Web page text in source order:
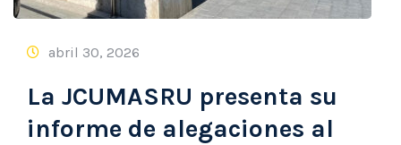
abril 30, 2026
La JCUMASRU presenta su
informe de alegaciones al